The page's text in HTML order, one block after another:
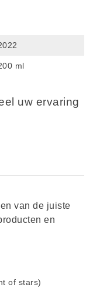
ml
uw ervaring
van de juiste
en
of stars)